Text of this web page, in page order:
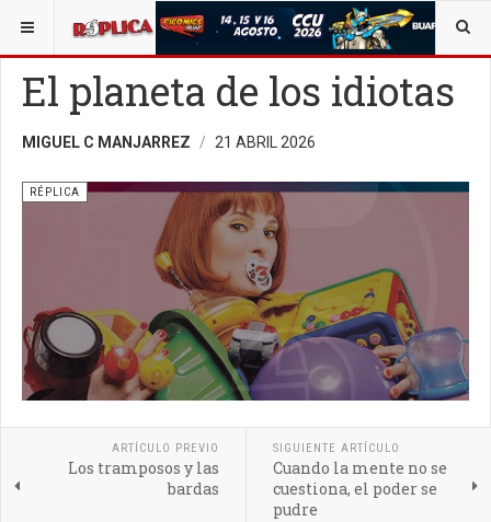
ESTÁ AQUÍ: AVISO LEGAL ARTE Y CREACIÓN
El planeta de los idiotas
MIGUEL C MANJARREZ 21 ABRIL 2026
RÉPLICA
ARTÍCULO PREVIO
Los tramposos y las
bardas
SIGUIENTE ARTÍCULO
Cuando la mente no se
cuestiona, el poder se
pudre